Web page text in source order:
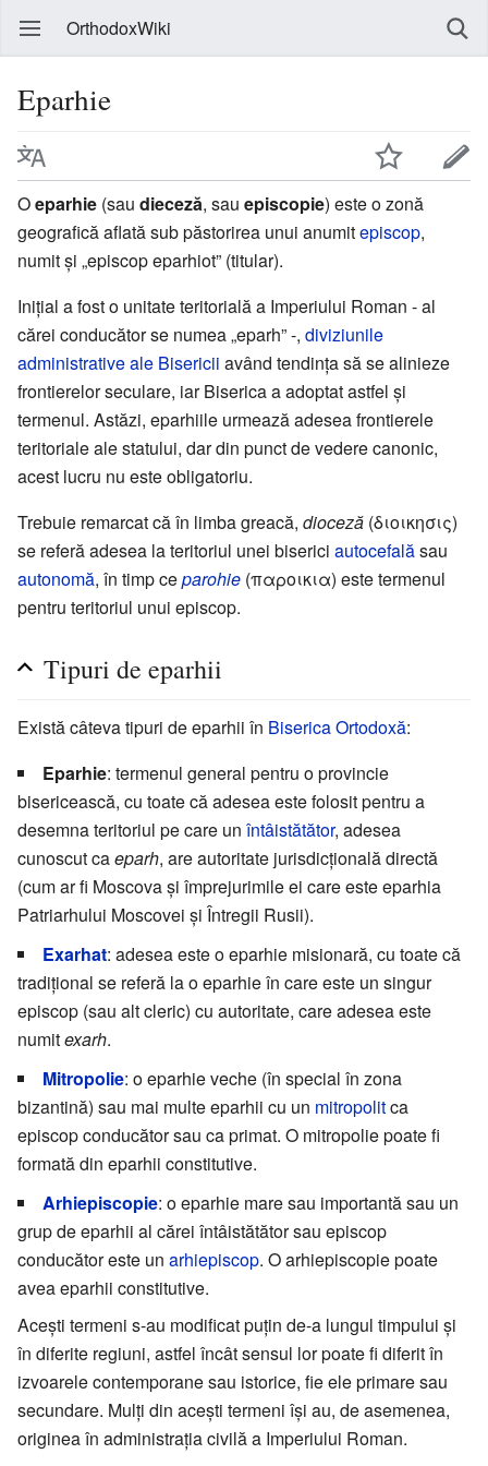
OrthodoxWiki
Eparhie
Oeparhie (sau dieceză, sau episcopie) este o zonă
geografică aflată sub păstorirea unui anumitepiscop,
numit și „episcop eparhiot” (titular).
Inițial a fost o unitate teritorială a Imperiului Roman - al
cărei conducător se numea „eparh” -, diviziunile
administrative ale Bisericii având tendința să se alinieze
frontierelor seculare, iar Biserica a adoptat astfel și
termenul. Astăzi, eparhiile urmează adesea frontierele
teritoriale ale statului, dar din punct de vedere canonic,
acest lucru nu este obligatoriu.
Trebuie remarcat că în limba greacă, dioceză (διοικησις)
se referă adesea la teritoriul unei biserici autocefalăsau
autonomă, în timp ceparohie (παροικια) este termenul
pentru teritoriul unui episcop.
Tipuri de eparhii
Există câteva tipuri de eparhii în Biserica Ortodoxă:
Eparhie: termenul general pentru o provincie
bisericească, cu toate că adesea este folosit pentru a
desemna teritoriul pe care un întâistătător, adesea
cunoscut caeparh, are autoritate jurisdicțională directă
(cum ar fi Moscova și împrejurimile ei care este eparhia
Patriarhului Moscovei și Întregii Rusii).
Exarhat: adesea este o eparhie misionară, cu toate că
tradițional se referă la o eparhie în care este un singur
episcop (sau alt cleric) cu autoritate, care adesea este
numitexarh.
Mitropolie: o eparhie veche (în special în zona
bizantină) sau mai multe eparhii cu un mitropolitca
episcop conducător sau ca primat. O mitropolie poate fi
formată din eparhii constitutive.
Arhiepiscopie: o eparhie mare sau importantă sau un
grup de eparhii al cărei întâistătător sau episcop
conducător este un arhiepiscop. O arhiepiscopie poate
avea eparhii constitutive.
Acești termeni s-au modificat puțin de-a lungul timpului și
în diferite regiuni, astfel încât sensul lor poate fi diferit în
izvoarele contemporane sau istorice, fie ele primare sau
secundare. Mulți din acești termeni își au, de asemenea,
originea în administrația civilă a Imperiului Roman.